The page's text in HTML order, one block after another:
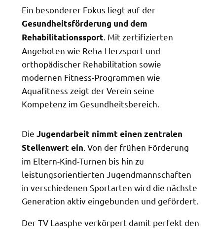
Ein besonderer Fokus liegt auf der
Gesundheitsförderung und dem
Rehabilitationssport . Mit zertifizierten
Angeboten wie Reha-Herzsport und
orthopädischer Rehabilitation sowie
modernen Fitness-Programmen wie
Aquafitness zeigt der Verein seine
Kompetenz im Gesundheitsbereich.
Die Jugendarbeit nimmt einen zentralen
Stellenwert ein. Von der frühen Förderung
im Eltern-Kind-Turnen bis hin zu
leistungsorientierten Jugendmannschaften
in verschiedenen Sportarten wird die nächste
Generation aktiv eingebunden und gefördert.
Der TV Laasphe verkörpert damit perfekt den